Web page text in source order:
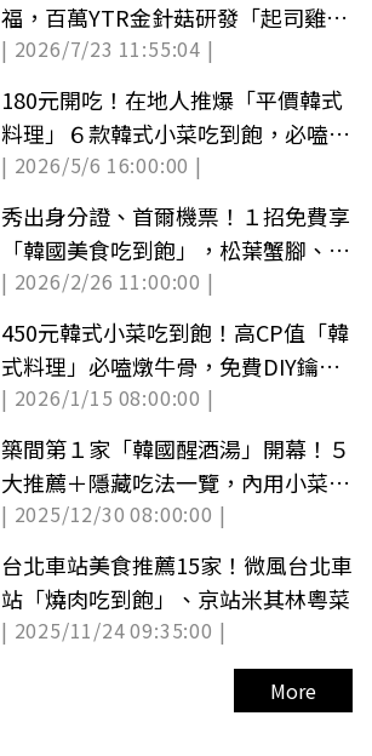
福，百萬YTR金針菇研發「起司雞」
必吃
| 2026/7/23 11:55:04 |
180元開吃！在地人推爆「平價韓式
料理」６款韓式小菜吃到飽，必嗑爆
汁炸雞
| 2026/5/6 16:00:00 |
秀出身分證、首爾機票！１招免費享
「韓國美食吃到飽」，松葉蟹腳、烤
鴨無限吃
| 2026/2/26 11:00:00 |
450元韓式小菜吃到飽！高CP值「韓
式料理」必嗑燉牛骨，免費DIY鑰匙
圈
| 2026/1/15 08:00:00 |
築間第１家「韓國醒酒湯」開幕！５
大推薦＋隱藏吃法一覽，內用小菜無
限續到飽
| 2025/12/30 08:00:00 |
台北車站美食推薦15家！微風台北車
站「燒肉吃到飽」、京站米其林粵菜
| 2025/11/24 09:35:00 |
More